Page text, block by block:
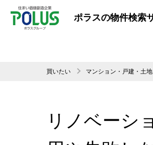
ポラスの物件検索
買いたい マンション・戸建・土
リノベーシ